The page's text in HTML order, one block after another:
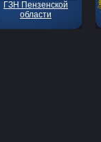
ГЗН Пензенской
области